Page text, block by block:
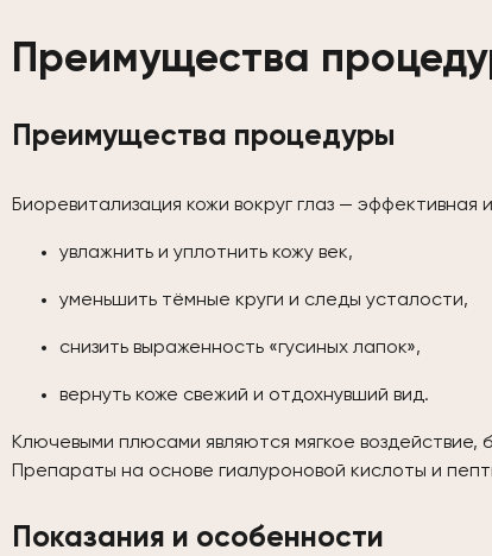
Преимущества
Преимущества процедуры
Биоревитализация кожи вокруг глаз —
увлажнить и уплотнить кожу век,
уменьшить тёмные круги и следы усталости,
снизить выраженность «гусиных лапок»,
вернуть коже свежий и отдохнувший вид.
Ключевыми плюсами являются мягкое
Препараты на основе гиалуроновой кислоты и
Показания и особенности